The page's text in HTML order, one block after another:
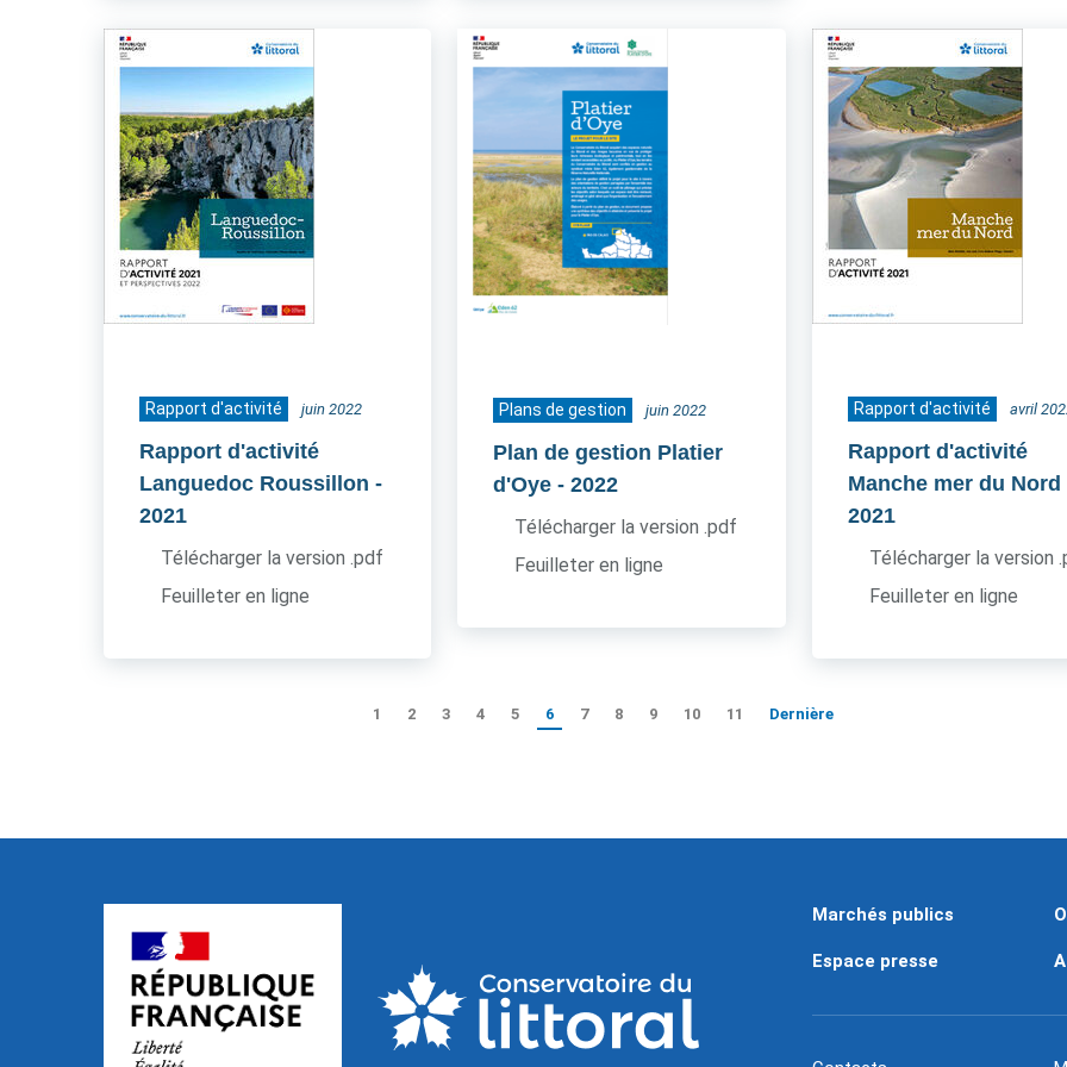
Rapport d'activité juin 2022
Rapport d'activité
Languedoc Roussillon -
2021
Télécharger la version .pdf
Feuilleter en ligne
Plans de gestion juin 2022
Plan de gestion Platier
d'Oye - 2022
Télécharger la version .pdf
Feuilleter en ligne
Rapport d'activité avril
Rapport d'activité
Manche mer du Nord
2021
Télécharger la version
Feuilleter en ligne
1 2 3 4 5 6 7 8 9 10 11 Dernière
Marchés publics
Espace presse